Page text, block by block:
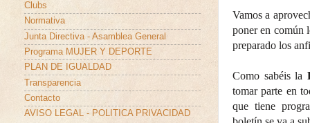
Vamos a
poner en común
preparado los
Como sabéis la
tomar parte en
que tiene
Clubs
Normativa
Junta Directiva - Asamblea General
Programa MUJER Y DEPORTE
PLAN DE IGUALDAD
Transparencia
Contacto
AVISO LEGAL - POLITICA PRIVACIDAD